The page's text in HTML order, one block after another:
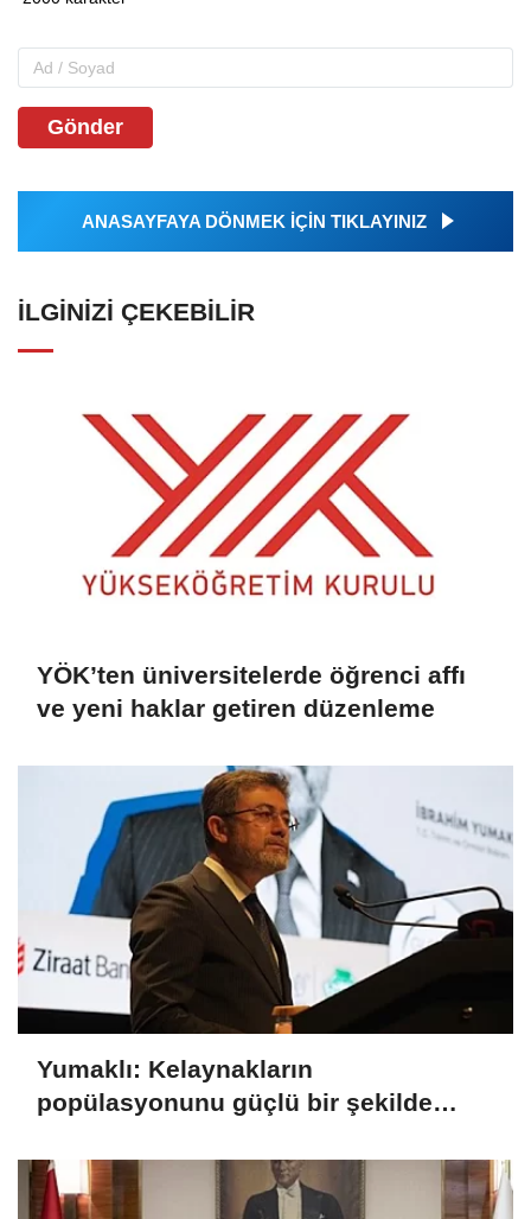
Gönder
ANASAYFAYA DÖNMEK İÇİN TIKLAYINIZ
İLGINIZI ÇEKEBILIR
YÖK’ten üniversitelerde öğrenci affı
ve yeni haklar getiren düzenleme
Yumaklı: Kelaynakların
popülasyonunu güçlü bir şekilde